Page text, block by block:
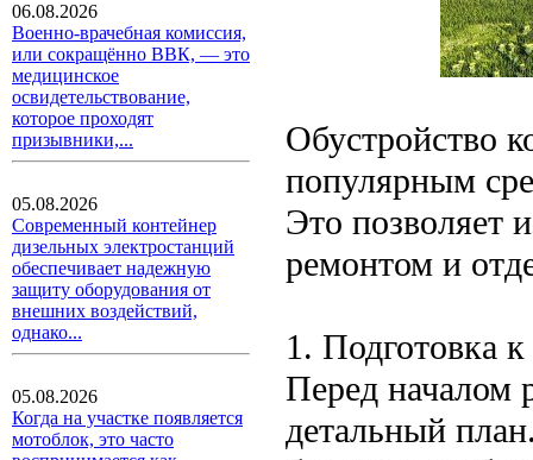
06.08.2026
Военно-врачебная комиссия,
или сокращённо ВВК, — это
медицинское
освидетельствование,
которое проходят
призывники,...
05.08.2026
Современный контейнер
дизельных электростанций
обеспечивает надежную
защиту оборудования от
внешних воздействий,
однако...
05.08.2026
Когда на участке появляется
мотоблок, это часто
Обустройство
популярным
Это позволяет
ремонтом и
1. Подготовка
Перед началом
детальный